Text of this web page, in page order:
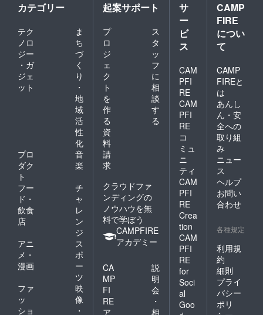
カテゴリー
テク
ノロ
ジー
・ガ
ジェ
ット
ま
ち
づ
く
り
・
地
域
活
性
化
プロ
ダク
ト
音
楽
フー
ド・
飲食
店
チ
ャ
レ
ン
ジ
アニ
メ・
漫画
ス
ポ
ー
ツ
ファ
ッ
ショ
映
像
・
起案サポート
プ
ロ
ジ
ェ
ク
ト
を
作
る
ス
タ
ッ
フ
に
相
談
す
る
資
料
請
求
クラウドファ
ンディングの
ノウハウを無
料で学ぼう
CAMPFIRE
アカデミー
CA
MP
FI
RE
ア
説
明
会
・
相
サ
ー
ビ
ス
CAM
PFI
RE
CAM
PFI
RE
コ
ミュ
ニ
ティ
CAM
PFI
RE
Crea
tion
CAM
PFI
RE
for
Soci
al
Goo
CAMP
FIRE
につい
て
CAMP
FIREと
は
あんし
ん・安
全への
取り組
み
ニュー
ス
ヘルプ
お問い
合わせ
各種規定
利用規
約
細則
プライ
バシー
ポリ